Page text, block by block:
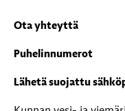
Ota yhteyttä
Puhelinnumerot
Lähetä suojattu